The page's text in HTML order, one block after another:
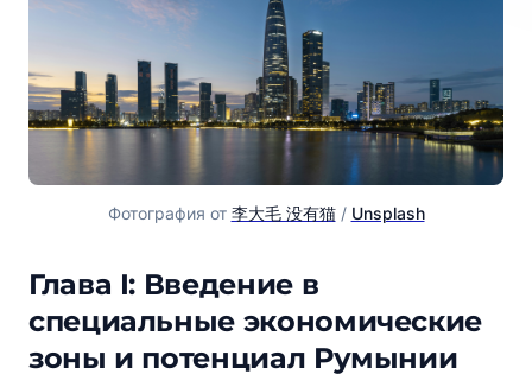
Фотография от 李大毛 没有猫 / Unsplash
Глава I: Введение в
специальные экономические
зоны и потенциал Румынии